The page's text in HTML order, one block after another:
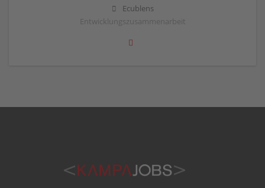
Ecublens
Entwicklungszusammenarbeit